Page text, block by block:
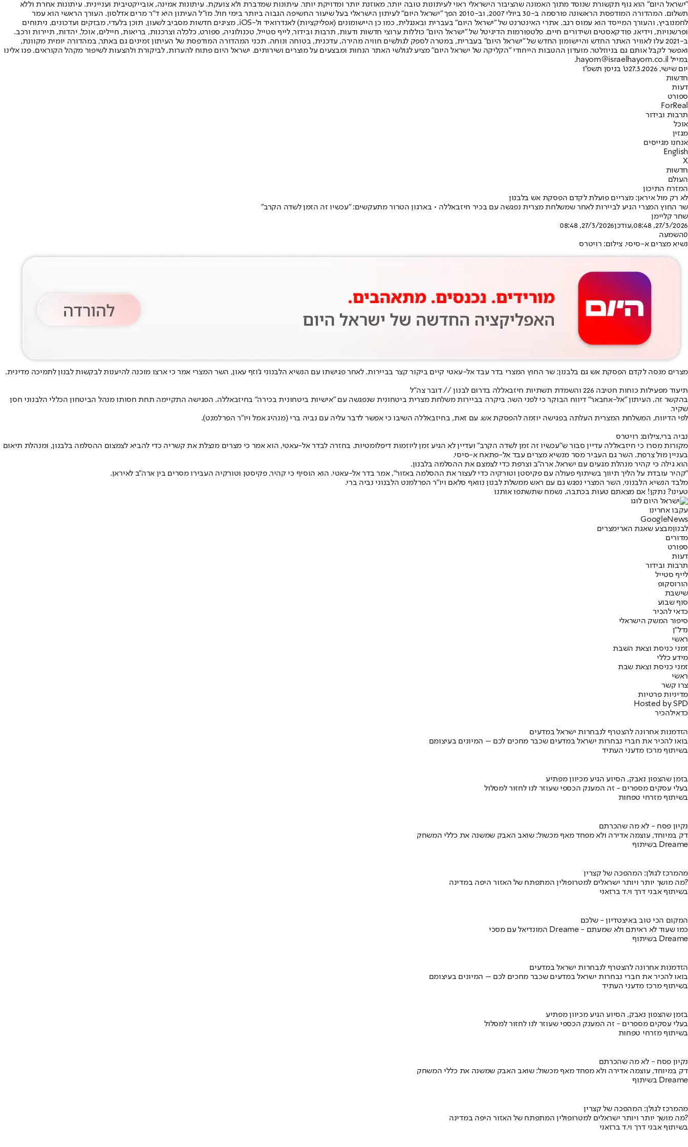
"ישראל היום" הוא גוף תקשורת שנוסד מתוך האמונה שהציבור הישראלי ראוי לעיתונות טובה יותר, מאוזנת יותר ומדויקת יותר. עיתונות שמדברת ולא צועקת. עיתונות אמינה, אובייקטיבית ועניינית. עיתונות אחרת וללא
תשלום. המהדורה המודפסת הראשונה פורסמה ב-30 ביולי 2007, וב-2010 הפך "ישראל היום" לעיתון הישראלי בעל שיעור החשיפה הגבוה ביותר בימי חול. מו"ל העיתון היא ד"ר מרים אדלסון. העורך הראשי הוא עמר
לחמנוביץ, והעורך המייסד הוא עמוס רגב. אתרי האינטרנט של "ישראל היום" בעברית ובאנגלית, כמו כן היישומונים (אפליקציות) לאנדרואיד ול-iOS, מציגים חדשות מסביב לשעון, תוכן בלעדי, מבזקים ועדכונים, ניתוחים
ופרשנויות, וידיאו, פודקאסטים ושידורים חיים. פלטפורמות הדיגיטל של "ישראל היום" כוללות ערוצי חדשות ודעות, תרבות ובידור, לייף סטייל, טכנולוגיה, ספורט, כלכלה וצרכנות, בריאות, חיילים, אוכל, יהדות, תיירות ורכב.
ב-2021 עלו לאוויר האתר החדש והיישומון החדש של "ישראל היום" בעברית, במטרה לספק לגולשים חוויה מהירה, עדכנית, בטוחה ונוחה. תכני המהדורה המודפסת של העיתון זמינים גם באתר, במהדורה יומית מקוונת,
ואפשר לקבל אותם גם בניוזלטר. מועדון ההטבות הייחודי "הקליקה של ישראל היום" מציע לגולשי האתר הנחות ומבצעים על מוצרים ושירותים. ישראל היום פתוח להערות, לביקורת ולהצעות לשיפור מקהל הקוראים. פנו אלינו
במייל hayom@israelhayom.co.il.
יום שישי, 27.3.2026
ט' בניסן תשפ"ו
חדשות
דעות
ספורט
ForReal
תרבות ובידור
אוכל
מגזין
אנחנו מגייסים
English
X
חדשות
העולם
המזרח התיכון
לא רק מול איראן: מצריים פועלת לקדם הפסקת אש בלבנון
שר החוץ המצרי הגיע לביירות לאחר שמשלחת מצרית נפגשה עם בכיר חיזבאללה • בארגון הטרור מתעקשים: "עכשיו זה הזמן לשדה הקרב"
שחר קליימן
27/3/2026, 08:48
,עודכן27/3/2026, 08:48
0השמעה
נשיא מצרים א-סיסי. צילום: רויטרס
מצרים מנסה לקדם הפסקת אש גם בלבנון: שר החוץ המצרי בדר עבד אל-עאטי קיים ביקור קצר בביירות. לאחר פגישתו עם הנשיא הלבנוני ג'וזף עאון, השר המצרי אמר כי ארצו מוכנה להיענות לבקשות לבנון לתמיכה מדינית.
תיעוד מפעילות כוחות חטיבה 226 והשמדת תשתיות חיזבאללה בדרום לבנון // דובר צה"ל
בהקשר זה, העיתון "אל-אחבאר" דיווח הבוקר כי לפני השר, ביקרה בביירות משלחת מצרית ביטחונית שנפגשה עם "אישיות ביטחונית בכירה" בחיזבאללה. הפגישה התקיימה תחת חסותו מנהל הביטחון הכללי הלבנוני חסן
שקיר.
לפי הדיווח, המשלחת המצרית העלתה בפגישה יוזמה להפסקת אש. עם זאת, בחיזבאללה השיבו כי אפשר לדבר עליה עם נביה ברי (מנהיג אמל ויו"ר הפרלמנט).
נביה ברי,צילום: רויטרס
מקורות מסרו כי חיזבאללה עדיין סבור ש"עכשיו זה זמן לשדה הקרב" ועדיין לא הגיע זמן ליוזמות דיפלומטיות. בחזרה לבדר אל-עאטי, הוא אמר כי מצרים מנצלת את קשריה כדי להביא לצמצום ההסלמה בלבנון, ומנהלת תיאום
בעניין מול צרפת. השר גם העביר מסר מנשיא מצרים עבד אל-פתאח א-סיסי.
הוא גילה כי קהיר מנהלת מגעים עם ישראל, ארה"ב וצרפת כדי לצמצם את ההסלמה בלבנון.
"קהיר עובדת על הליך תיווך בשיתוף פעולה עם פקיסטן וטורקיה כדי לעצור את ההסלמה באזור", אמר בדר אל-עאטי. הוא הוסיף כי קהיר, פקיסטן וטורקיה העבירו מסרים בין ארה"ב לאיראן.
מלבד הנשיא הלבנוני, השר המצרי נפגש גם עם ראש ממשלת לבנון נוואף סלאם ויו"ר הפרלמנט הלבנוני נביה ברי.
טעינו? נתקן! אם מצאתם טעות בכתבה, נשמח שתשתפו אותנו
עקבו אחרינו
Googl eNews
לבנוןמבצע שאגת הארימצרים
מדורים
ספורט
דעות
תרבות ובידור
לייף סטייל
הורוסקופ
שישבת
סוף שבוע
כדאי להכיר
סיפור המשק הישראלי
נדל"ן
ראשי
זמני כניסת וצאת השבת
מידע כללי
זמני כניסת וצאת שבת
ראשי
צרו קשר
מדיניות פרטיות
Hosted by SPD
כדאילהכיר
הזדמנות אחרונה להצטרף לנבחרות ישראל במדעים
בואו להכיר את חברי נבחרות ישראל במדעים שכבר מחכים לכם – המיונים בעיצומם
בשיתוף מרכז מדעני העתיד
בזמן שהצפון נאבק, הסיוע הגיע מכיוון מפתיע
בעלי עסקים מספרים - זה המענק הכספי שעוזר לנו לחזור למסלול
בשיתוף מזרחי טפחות
נקיון פסח - לא מה שהכרתם
דק במיוחד, עוצמה אדירה ולא מפחד מאף מכשול: שואב האבק שמשנה את כללי המשחק
בשיתוף Dreame
מהמרכז לגולן: המהפכה של קצרין
מה מושך יותר ויותר ישראלים למטרופולין המתפתח של האזור היפה במדינה?
בשיתוף אבני דרך וי.ד ברזאני
המקום הכי טוב באיצטדיון - שלכם
המונדיאל עם מסכי Dreame - כמו שעוד לא ראיתם ולא שמעתם
בשיתוף Dreame
הזדמנות אחרונה להצטרף לנבחרות ישראל במדעים
בואו להכיר את חברי נבחרות ישראל במדעים שכבר מחכים לכם – המיונים בעיצומם
בשיתוף מרכז מדעני העתיד
בזמן שהצפון נאבק, הסיוע הגיע מכיוון מפתיע
בעלי עסקים מספרים - זה המענק הכספי שעוזר לנו לחזור למסלול
בשיתוף מזרחי טפחות
נקיון פסח - לא מה שהכרתם
דק במיוחד, עוצמה אדירה ולא מפחד מאף מכשול: שואב האבק שמשנה את כללי המשחק
בשיתוף Dreame
מהמרכז לגולן: המהפכה של קצרין
מה מושך יותר ויותר ישראלים למטרופולין המתפתח של האזור היפה במדינה?
בשיתוף אבני דרך וי.ד ברזאני